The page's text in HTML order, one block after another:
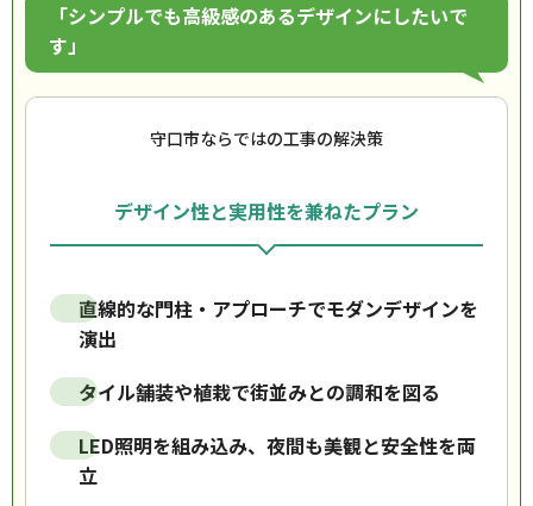
「シンプルでも高級感のあるデザインにしたいで
す」
守口市ならではの工事の解決策
デザイン性と実用性を兼ねたプラン
直線的な門柱・アプローチでモダンデザインを
演出
タイル舗装や植栽で街並みとの調和を図る
LED照明を組み込み、夜間も美観と安全性を両
立